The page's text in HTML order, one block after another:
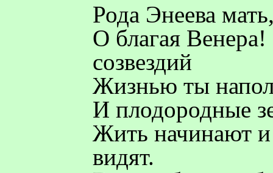
Рода Энеева
О благая
созвездий
Жизнью ты
И плодородные
Жить начинают и
видят.